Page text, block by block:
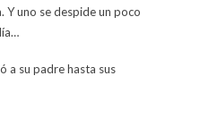
Y uno se despide un poco
a su padre hasta sus